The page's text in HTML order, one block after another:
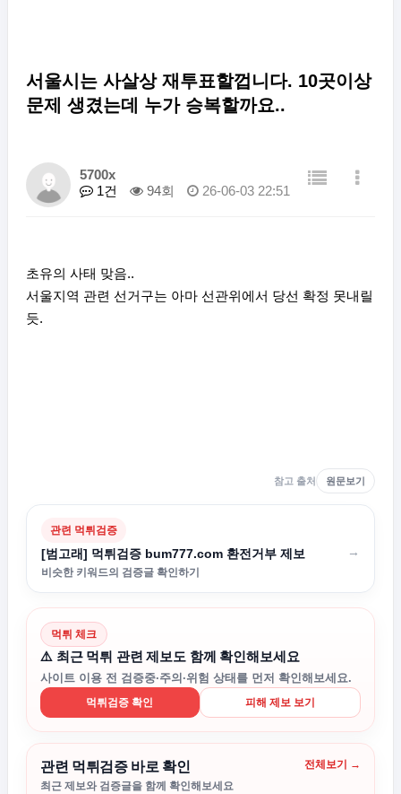
서울시는 사살상 재투표할껍니다. 10곳이상
문제 생겼는데 누가 승복할까요..
5700x
1건
94회 26-06-03 22:51
초유의 사태 맞음..
서울지역 관련 선거구는 아마 선관위에서 당선 확정 못내릴
듯.
참고 출처 원문보기
관련 먹튀검증
[범고래] 먹튀검증 bum777.com 환전거부 제보
비슷한 키워드의 검증글 확인하기
→
먹튀 체크
⚠️ 최근 먹튀 관련 제보도 함께 확인해보세요
사이트 이용 전 검증중·주의·위험 상태를 먼저 확인해보세요.
먹튀검증 확인 피해 제보 보기
관련 먹튀검증 바로 확인
최근 제보와 검증글을 함께 확인해보세요
전체보기 →